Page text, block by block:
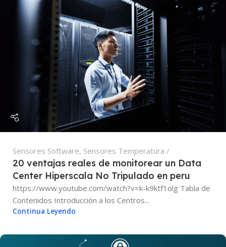
Sensores Software, Sensores Temperatura
20 ventajas reales de monitorear un Data
Center Hiperscala No Tripulado en peru
https://www.youtube.com/watch?v=k-k9ktf1olg Tabla de
Contenidos Introducción a los Centros...
Continua Leyendo